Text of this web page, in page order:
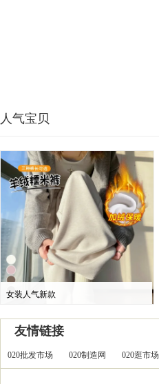
人气宝贝
女装人气新款
友情链接
020批发市场 020制造网 020逛市场